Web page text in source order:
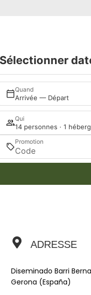
Sélectionner
Quand
Arrivée — Départ
Qui
14 personnes · 1
Promotion
ADRESSE
Diseminado Barri
Gerona (España)